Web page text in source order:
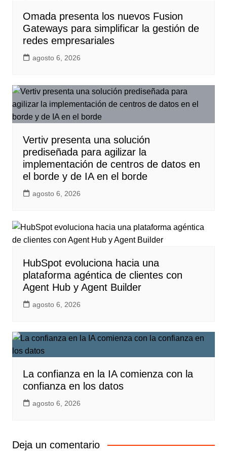
Omada presenta los nuevos Fusion
Gateways para simplificar la gestión de
redes empresariales
agosto 6, 2026
Vertiv presenta una solución
prediseñada para agilizar la
implementación de centros de datos en
el borde y de IA en el borde
agosto 6, 2026
HubSpot evoluciona hacia una
plataforma agéntica de clientes con
Agent Hub y Agent Builder
agosto 6, 2026
La confianza en la IA comienza con la
confianza en los datos
agosto 6, 2026
Deja un comentario